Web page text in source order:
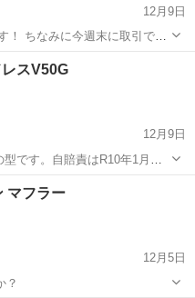
12月9日
！ ちなみに今週末に取引でき
復歴 無 立ちゴケ 有（左
スV50G
12月9日
です。自賠責はR10年1月ま
ます。 社外サイドスタンド 必
！ ※社外マフラーは追加金額
マフラー
12月5日
？